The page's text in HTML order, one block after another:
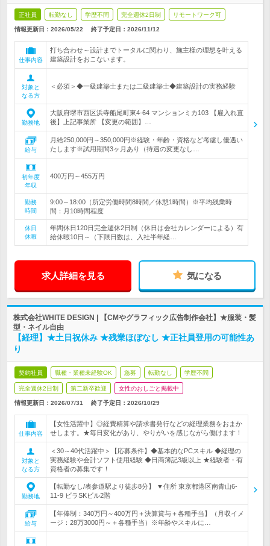
正社員 転勤なし 学歴不問 完全週休2日制 リモートワーク可
情報更新日：2026/05/22 終了予定日： 2026/11/12
仕事内容
打ち合わせ～設計までトータルに関わり、施主様の理想を叶える
建築設計をおこないます。
対象と
なる方
＜必須＞◆一級建築士または二級建築士◆建築設計の実務経験
勤務地
大阪府堺市西区浜寺船尾町東4-64 マンションミカ103 【雇入れ直
後】上記事業所 【変更の範囲】…
給与
月給250,000円～350,000円※経験・年齢・資格など考慮し優遇い
たします※試用期間3ヶ月あり（待遇の変更なし…
初年度
年収
400万円～455万円
勤務
時間
9:00～18:00（所定労働時間8時間／休憩1時間）※平均残業時
間：月10時間程度
休日
休暇
年間休日120日完全週休2日制（休日は会社カレンダーによる）有
給休暇10日～（下限日数は、入社半年経…
求人詳細を見る 気になる
株式会社WHITE DESIGN | 【CMやグラフィック広告制作会社】★服装・髪
型・ネイル自由
【経理】★土日祝休み ★残業ほぼなし ★正社員登用の可能性あ
り
契約社員 職種・業種未経験OK 急募 転勤なし 学歴不問
完全週休2日制 第二新卒歓迎 女性のおしごと掲載中
情報更新日：2026/07/31 終了予定日： 2026/10/29
仕事内容
【女性活躍中】◎経費精算や請求書発行などの経理業務をおまか
せします。★毎日変化があり、やりがいを感じながら働けます！
対象と
なる方
＜30～40代活躍中＞【応募条件】◆基本的なPCスキル ◆経理の
実務経験や会計ソフト使用経験 ◆日商簿記3級以上 ★経験者・有
資格者の募集です！
勤務地
【転勤なし/表参道駅より徒歩8分】 ▼住所 東京都港区南青山6-
11-9 ビラSKビル2階
給与
【年俸制：340万円～400万円＋決算賞与＋各種手当】（月収イメ
ージ：28万3000円～＋各種手当）※年齢やスキルに…